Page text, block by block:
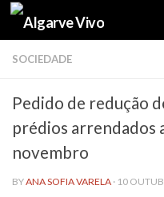
Skip to content
SOCIEDADE
Pedido de redução
prédios arrendados
novembro
BYANA SOFIA VARELA · 10